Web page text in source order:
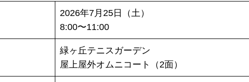
2026年7月25日（土）
8:00〜11:00
緑ヶ丘テニスガーデン
屋上屋外オムニコート（2面）